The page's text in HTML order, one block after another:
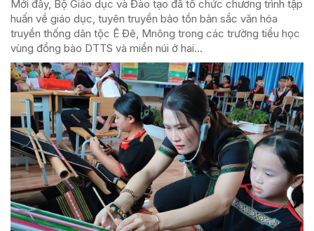
Mới đây, Bộ Giáo dục và Đào tạo đã tổ chức chương trình tập
huấn về giáo dục, tuyên truyền bảo tồn bản sắc văn hóa
truyền thống dân tộc Ê Đê, Mnông trong các trường tiểu học
vùng đồng bào DTTS và miền núi ở hai...